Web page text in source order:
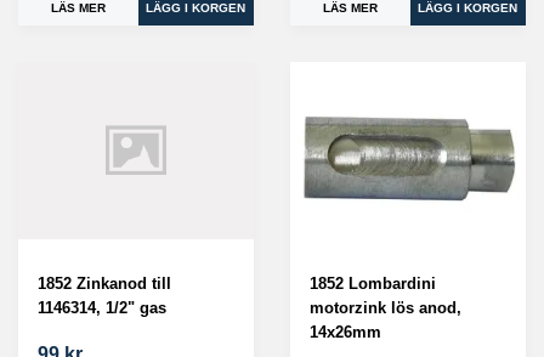
LÄS MER LÄS MER
1852 Zinkanod till
1146314, 1/2" gas
1852 Lombardini
motorzink lös anod,
14x26mm